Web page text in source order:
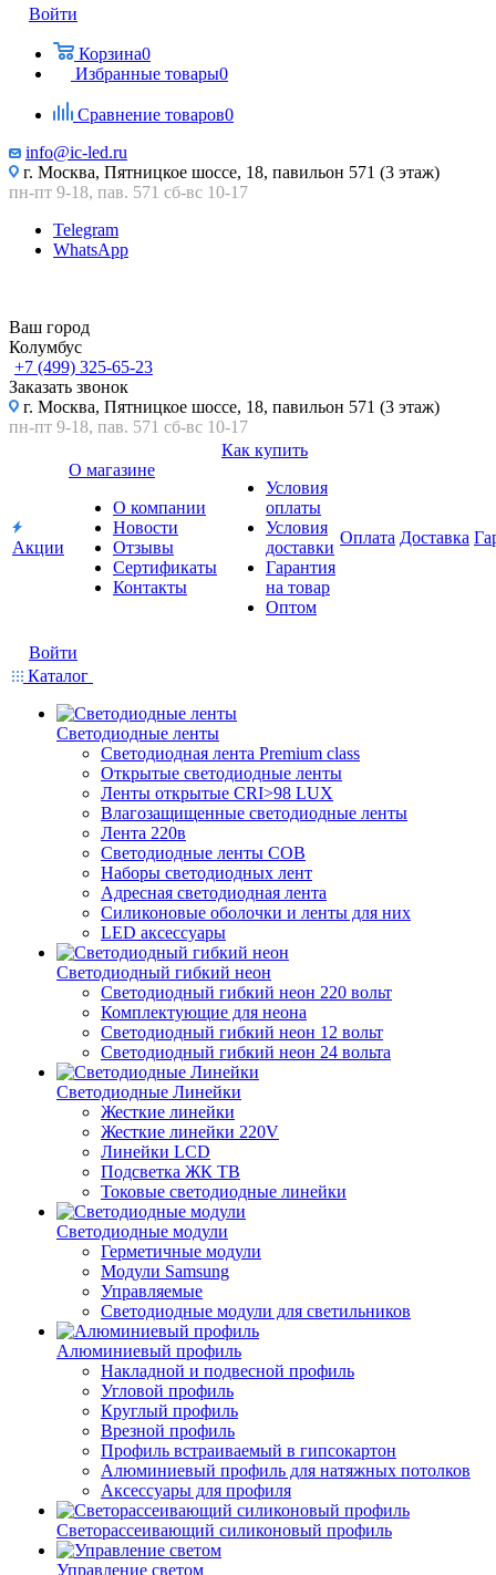
Войти
Корзина0
Избранные товары0
Сравнение товаров0
info@ic-led.ru
г. Москва, Пятницкое шоссе, 18, павильон 571 (3 этаж)
пн-пт 9-18, пав. 571 сб-вс 10-17
Telegram
WhatsApp
Ваш город
Колумбус
+7 (499) 325-65-23
Заказать звонок
г. Москва, Пятницкое шоссе, 18, павильон 571 (3 этаж)
пн-пт 9-18, пав. 571 сб-вс 10-17
Акции
О магазине
О компании
Новости
Отзывы
Сертификаты
Контакты
Как купить
Условия
оплаты
Условия
доставки
Гарантия
на товар
Оптом
Оплата Доставка
Войти
Каталог
Светодиодные ленты
Светодиодная лента Premium class
Открытые светодиодные ленты
Ленты открытые CRI>98 LUX
Влагозащищенные светодиодные ленты
Лента 220в
Светодиодные ленты COB
Наборы светодиодных лент
Адресная светодиодная лента
Силиконовые оболочки и ленты для них
LED аксессуары
Светодиодный гибкий неон
Светодиодный гибкий неон 220 вольт
Комплектующие для неона
Светодиодный гибкий неон 12 вольт
Светодиодный гибкий неон 24 вольта
Светодиодные Линейки
Жесткие линейки
Жесткие линейки 220V
Линейки LCD
Подсветка ЖК ТВ
Токовые светодиодные линейки
Светодиодные модули
Герметичные модули
Модули Samsung
Управляемые
Светодиодные модули для светильников
Алюминиевый профиль
Накладной и подвесной профиль
Угловой профиль
Круглый профиль
Врезной профиль
Профиль встраиваемый в гипсокартон
Алюминиевый профиль для натяжных потолков
Аксессуары для профиля
Светорассеивающий силиконовый профиль
Управление светом